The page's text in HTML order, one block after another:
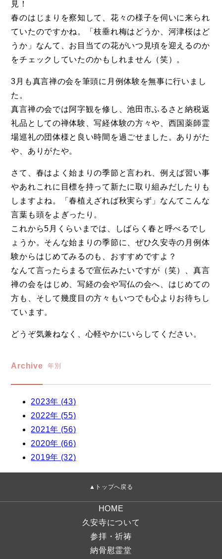
見！
春のはじまりを察知して、花々の様子を伺いに来られ
ていたのですかね。「枝垂れ梅はどうか、河津桜はど
うか」なんて、お目当ての花がいつ見頃を迎えるのか
をチェックしていたのかもしれません（笑）。
3月も真言禅の会を筆頭に月例体験を無事に行いまし
た。
真言禅の会では阿字観を修し、池田市ふるさと納税返
礼品としての禅体験、写経体験の方々や、西国薬師霊
場巡礼の団体様と良い時間を過ごせました。ありがた
や、ありがたや。
さて、春はよく始まりの季節と言われ、例えば習い事
やあれこれに目標を持って新たに取り組みだしたりも
しますよね。「春植えざれば秋実らず」なんてこんな
言葉も頭をよぎったり。
これから5月くらいまでは、しばらく春と呼べるでし
ょうか。そんな始まりの季節に、ぜひ久安寺の月例体
験からはじめてみるのも、おすすめですよ？
なんて言ったらまるで宣伝みたいですが（笑）、真言
禅の会をはじめ、写経の会や写仏の会へ、はじめての
方も、そして幾度目の方々もいつでも心よりお待ちし
ています。
どうぞ気兼ねなく、心軽やかにいらしてください。
Archive 年別
2023年 (43)
2022年 (55)
2021年 (56)
2020年 (66)
2019年 (32)
▲トップへ戻る
HOME
久安寺について
参拝・祈祷
納骨慰霊堂